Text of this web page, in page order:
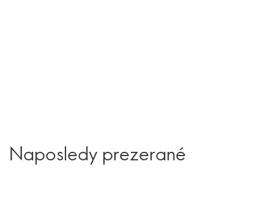
Naposledy prezerané